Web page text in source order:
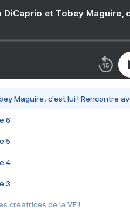
DiCaprio et Tobey
Maguire, c'est lui ! Rencontre
6
5
4
3
créatrices de la VF !